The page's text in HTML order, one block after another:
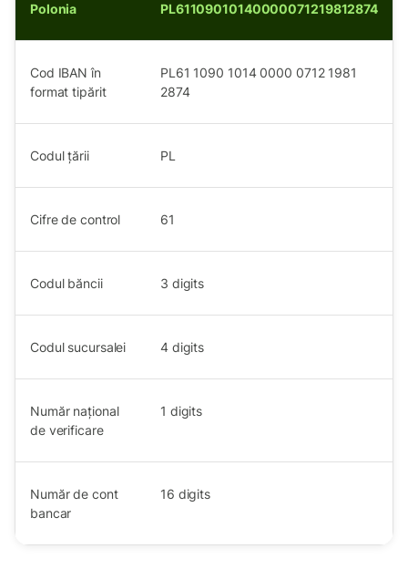
Polonia
PL61109010140000071219812874
Cod IBAN în
format tipărit
PL61 1090 1014 0000 0712 1981
2874
Codul țării PL
Cifre de control 61
Codul băncii 3 digits
Codul sucursalei 4 digits
Număr național
de verificare
1 digits
Număr de cont
bancar
16 digits